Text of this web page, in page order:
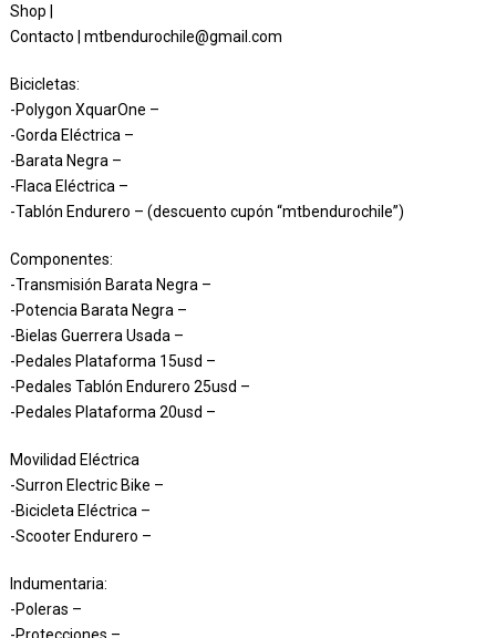
Shop |
Contacto | mtbendurochile@gmail.com
Bicicletas:
-Polygon XquarOne –
-Gorda Eléctrica –
-Barata Negra –
-Flaca Eléctrica –
-Tablón Endurero – (descuento cupón “mtbendurochile”)
Componentes:
-Transmisión Barata Negra –
-Potencia Barata Negra –
-Bielas Guerrera Usada –
-Pedales Plataforma 15usd –
-Pedales Tablón Endurero 25usd –
-Pedales Plataforma 20usd –
Movilidad Eléctrica
-Surron Electric Bike –
-Bicicleta Eléctrica –
-Scooter Endurero –
Indumentaria:
-Poleras –